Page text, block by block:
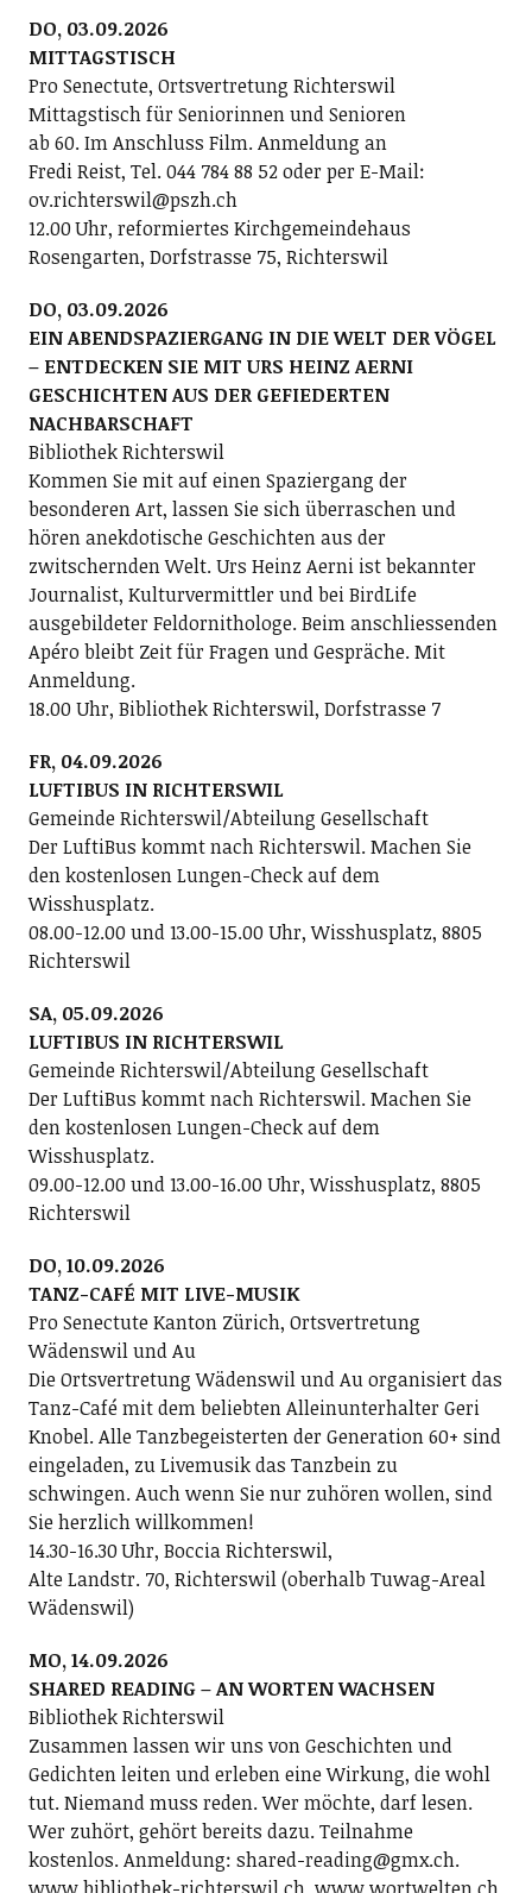
DO, 03.09.2026
MITTAGSTISCH
Pro Senectute, Ortsvertretung Richterswil
Mittagstisch für Seniorinnen und Senioren
ab 60. Im Anschluss Film. Anmeldung an
Fredi Reist, Tel. 044 784 88 52 oder per E-Mail:
ov.richterswil@pszh.ch
12.00 Uhr, reformiertes Kirchgemeindehaus
Rosengarten, Dorfstrasse 75, Richterswil
DO, 03.09.2026
EIN ABENDSPAZIERGANG IN DIE WELT DER VÖGEL
– ENTDECKEN SIE MIT URS HEINZ AERNI
GESCHICHTEN AUS DER GEFIEDERTEN
NACHBARSCHAFT
Bibliothek Richterswil
Kommen Sie mit auf einen Spaziergang der
besonderen Art, lassen Sie sich überraschen und
hören anekdotische Geschichten aus der
zwitschernden Welt. Urs Heinz Aerni ist bekannter
Journalist, Kulturvermittler und bei BirdLife
ausgebildeter Feldornithologe. Beim anschliessenden
Apéro bleibt Zeit für Fragen und Gespräche. Mit
Anmeldung.
18.00 Uhr, Bibliothek Richterswil, Dorfstrasse 7
FR, 04.09.2026
LUFTIBUS IN RICHTERSWIL
Gemeinde Richterswil/Abteilung Gesellschaft
Der LuftiBus kommt nach Richterswil. Machen Sie
den kostenlosen Lungen-Check auf dem
Wisshusplatz.
08.00-12.00 und 13.00-15.00 Uhr, Wisshusplatz, 8805
Richterswil
SA, 05.09.2026
LUFTIBUS IN RICHTERSWIL
Gemeinde Richterswil/Abteilung Gesellschaft
Der LuftiBus kommt nach Richterswil. Machen Sie
den kostenlosen Lungen-Check auf dem
Wisshusplatz.
09.00-12.00 und 13.00-16.00 Uhr, Wisshusplatz, 8805
Richterswil
DO, 10.09.2026
TANZ-CAFÉ MIT LIVE-MUSIK
Pro Senectute Kanton Zürich, Ortsvertretung
Wädenswil und Au
Die Ortsvertretung Wädenswil und Au organisiert das
Tanz-Café mit dem beliebten Alleinunterhalter Geri
Knobel. Alle Tanzbegeisterten der Generation 60+ sind
eingeladen, zu Livemusik das Tanzbein zu
schwingen. Auch wenn Sie nur zuhören wollen, sind
Sie herzlich willkommen!
14.30-16.30 Uhr, Boccia Richterswil,
Alte Landstr. 70, Richterswil (oberhalb Tuwag-Areal
Wädenswil)
MO, 14.09.2026
SHARED READING – AN WORTEN WACHSEN
Bibliothek Richterswil
Zusammen lassen wir uns von Geschichten und
Gedichten leiten und erleben eine Wirkung, die wohl
tut. Niemand muss reden. Wer möchte, darf lesen.
Wer zuhört, gehört bereits dazu. Teilnahme
kostenlos. Anmeldung: shared-reading@gmx.ch.